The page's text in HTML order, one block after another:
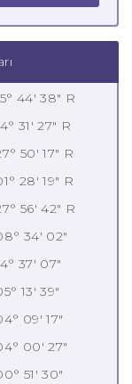
44' 38" R
31' 27" R
50' 17" R
28' 19" R
56' 42" R
34' 02"
37' 07"
13' 39"
09' 17"
00' 27"
51' 30"